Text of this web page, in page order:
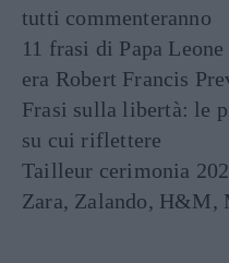
tutti commenteranno
11 frasi di Papa
era Robert Francis
Frasi sulla libertà: le
su cui riflettere
Tailleur cerimonia
Zara, Zalando, H&M,